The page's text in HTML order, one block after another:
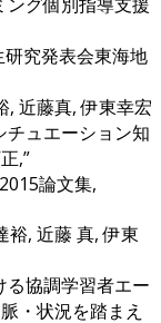
究発表会東海地
, 近藤真, 伊東幸宏
チュエーション知
,”
論文集,
裕, 近藤 真, 伊東
る協調学習者エー
・状況を踏まえ